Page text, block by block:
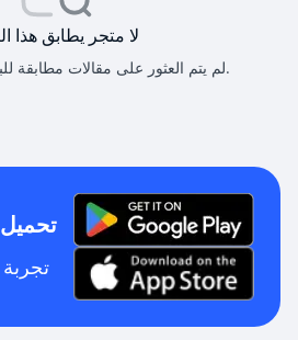
لا متجر يطابق هذا
لم يتم العثور على مقالات مطابقة للبحث الذي تم تحديده.